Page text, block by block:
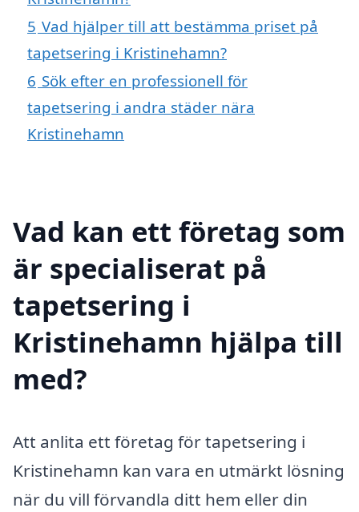
5 Vad hjälper till att bestämma priset på
tapetsering i Kristinehamn?
6 Sök efter en professionell för
tapetsering i andra städer nära
Kristinehamn
Vad kan ett företag som
är specialiserat på
tapetsering i
Kristinehamn hjälpa till
med?
Att anlita ett företag för tapetsering i
Kristinehamn kan vara en utmärkt lösning
när du vill förvandla ditt hem eller din